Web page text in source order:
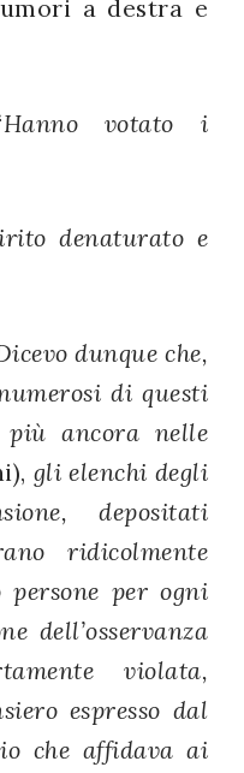
a destra e
votato i
denaturato e
dunque che,
di questi
ancora nelle
gli elenchi degli
depositati
ridicolmente
per ogni
dell’osservanza
violata,
espresso dal
che affidava ai